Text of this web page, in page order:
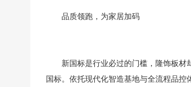
品质领跑，为家居加码
新国标是行业必过的门槛，隆饰板
国标。依托现代化智造基地与全流程品